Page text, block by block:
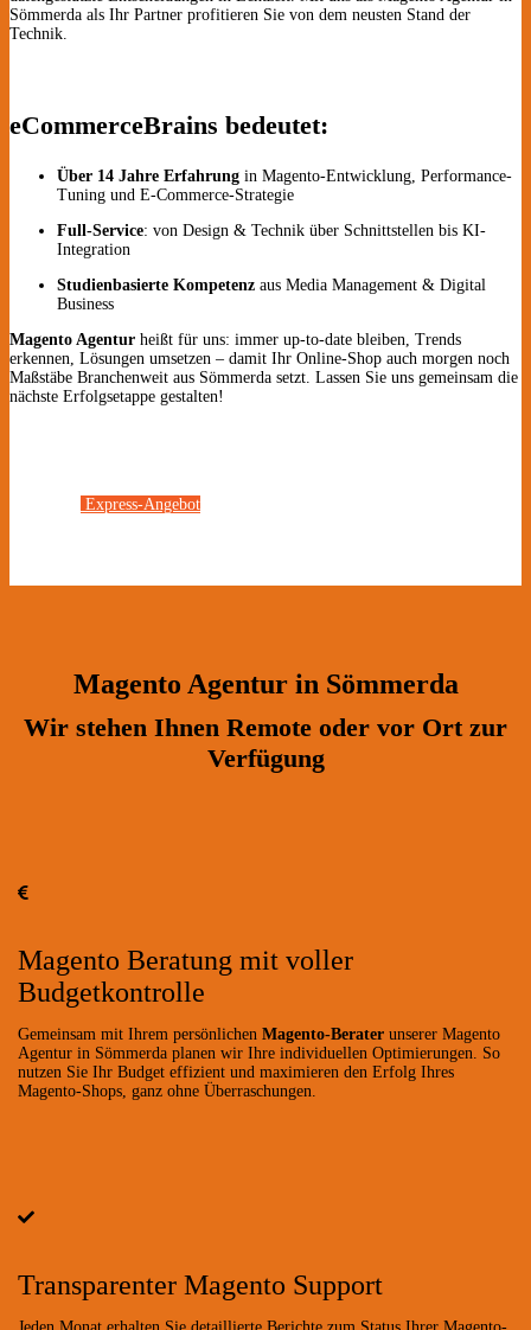
Sömmerda als Ihr Partner profitieren Sie von dem neusten Stand der
Technik.
eCommerceBrains bedeutet:
Über 14 Jahre Erfahrung in Magento-Entwicklung, Performance-
Tuning und E-Commerce-Strategie
Full-Service: von Design & Technik über Schnittstellen bis KI-
Integration
Studienbasierte Kompetenz aus Media Management & Digital
Business
Magento Agentur heißt für uns: immer up-to-date bleiben, Trends
erkennen, Lösungen umsetzen – damit Ihr Online-Shop auch morgen noch
Maßstäbe Branchenweit aus Sömmerda setzt. Lassen Sie uns gemeinsam die
nächste Erfolgsetappe gestalten!
Express-Angebot
Magento Agentur in Sömmerda
Wir stehen Ihnen Remote oder vor Ort zur
Verfügung
Magento Beratung mit voller
Budgetkontrolle
Gemeinsam mit Ihrem persönlichen Magento-Berater unserer Magento
Agentur in Sömmerda planen wir Ihre individuellen Optimierungen. So
nutzen Sie Ihr Budget effizient und maximieren den Erfolg Ihres
Magento-Shops, ganz ohne Überraschungen.
Transparenter Magento Support